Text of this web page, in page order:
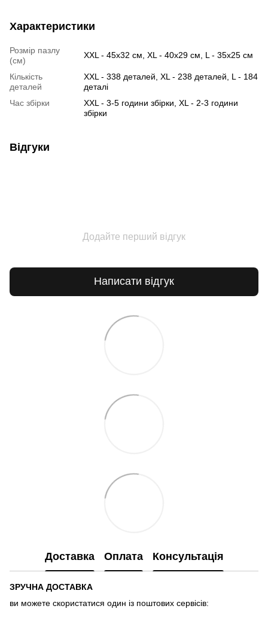
Характеристики
Розмір пазлу
(см)
XXL - 45х32 см, XL - 40х29 см, L - 35х25 см
Кількість
деталей
XXL - 338 деталей, XL - 238 деталей, L - 184
деталі
Час збірки
XXL - 3-5 години збірки, XL - 2-3 години
збірки
Відгуки
Додайте перший відгук
Написати відгук
Доставка Оплата Консультація
ЗРУЧНА ДОСТАВКА
ви можете скористатися один із поштових сервісів: